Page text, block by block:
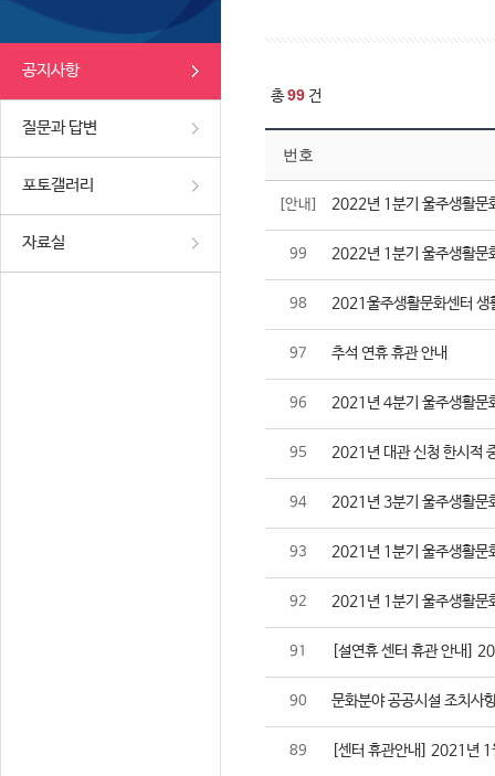
공지사항
질문과 답변
포토갤러리
자료실
총99 건
번호
[안내] 2022년 1분기 울주생활문
99 2022년 1분기 울주생활문
98 2021울주생활문화센터 생
97 추석 연휴 휴관 안내
96 2021년 4분기 울주생활문
95 2021년 대관 신청 한시적
94 2021년 3분기 울주생활문
93 2021년 1분기 울주생활문
92 2021년 1분기 울주생활문
91 [설연휴 센터 휴관 안내
90 문화분야 공공시설 조치사
89 [센터 휴관안내] 2021년 1